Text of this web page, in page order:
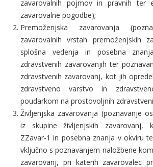
zavarovalnih pojmov in pravnih ter
zavarovalne pogodbe);
Premoženjska zavarovanja
zavarovalnih vrstah premoženjskih
splošna vedenja in posebna
zdravstvenih zavarovanjih ter
zdravstvenih zavarovanj, kot jih
zdravstveno varstvo in
poudarkom na prostovoljnih
Življenjska zavarovanja (poznavanje
iz skupine življenjskih zavarovanj,
ZZavar-1 in posebna znanja v okviru
vključno s poznavanjem naložbene
zavarovanj, pri katerih zavarovalec